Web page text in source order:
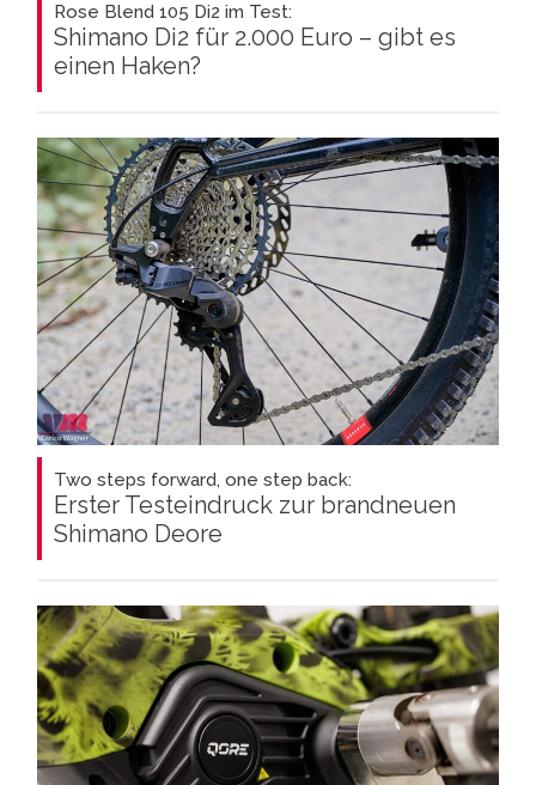
Rose Blend 105 Di2 im Test:
Shimano Di2 für 2.000 Euro – gibt es
einen Haken?
Two steps forward, one step back:
Erster Testeindruck zur brandneuen
Shimano Deore